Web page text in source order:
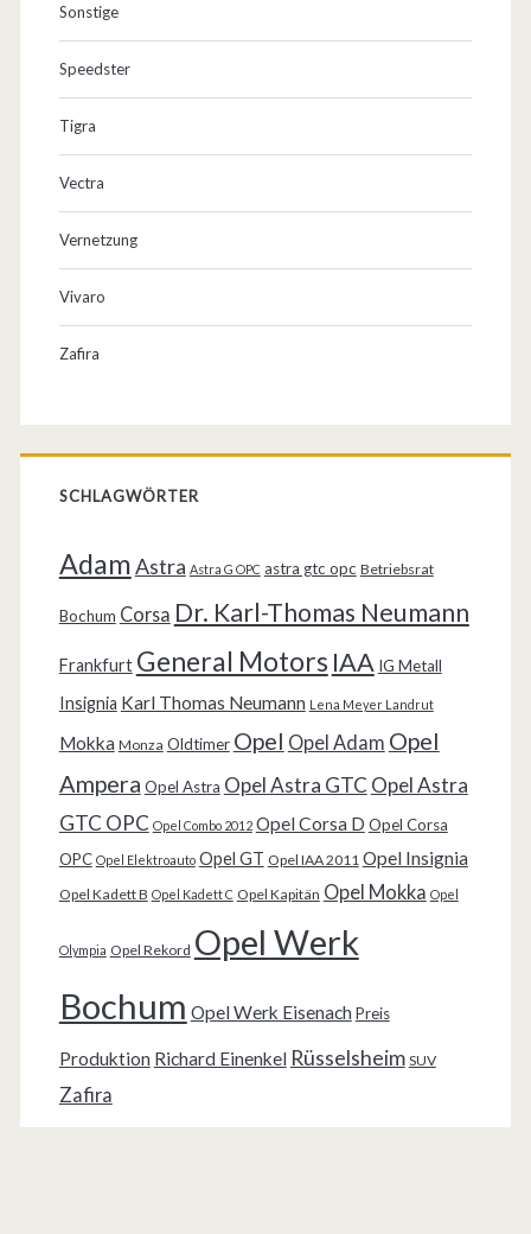
Sonstige
Speedster
Tigra
Vectra
Vernetzung
Vivaro
Zafira
SCHLAGWÖRTER
AdamAstra Astra G OPC astra gtc opc Betriebsrat
Bochum Corsa Dr. Karl-Thomas Neumann
Frankfurt General Motors IAA IG Metall
Insignia Karl Thomas Neumann Lena Meyer Landrut
Mokka Monza Oldtimer Opel Opel Adam Opel
Ampera Opel Astra Opel Astra GTC Opel Astra
GTC OPC Opel Combo 2012 Opel Corsa D Opel Corsa
OPC Opel Elektroauto Opel GT Opel IAA 2011 Opel Insignia
Opel Kadett B Opel Kadett C Opel Kapitän Opel Mokka Opel
Olympia Opel Rekord Opel Werk
Bochum Opel Werk Eisenach Preis
Produktion Richard Einenkel Rüsselsheim SUV
Zafira